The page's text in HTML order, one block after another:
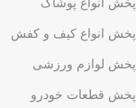
پخش انواع کیف و کفش
پخش لوازم ورزشی
پخش قطعات خودرو